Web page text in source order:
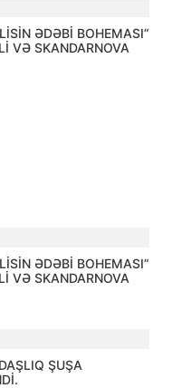
ƏDƏBİ BOHEMASI”
VƏ SKANDARNOVA
ƏDƏBİ BOHEMASI”
VƏ SKANDARNOVA
ŞUŞA